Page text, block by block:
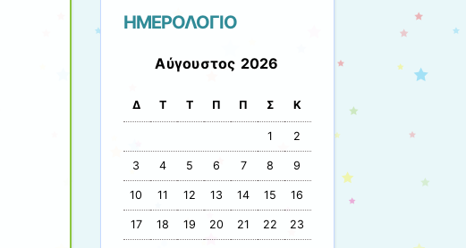
ΗΜΕΡΟΛΟΓΙΟ
Αύγουστος 2026
Δ Τ Τ Π Π Σ Κ
1 2
3 4 5 6 7 8 9
10 11 12 13 14 15 16
17 18 19 20 21 22 23